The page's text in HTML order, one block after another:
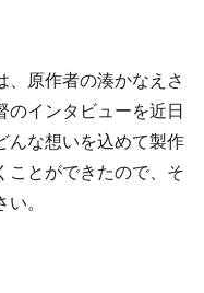
原作者の湊かなえさ
のインタビューを近日
んな想いを込めて製作
ことができたので、そ
。